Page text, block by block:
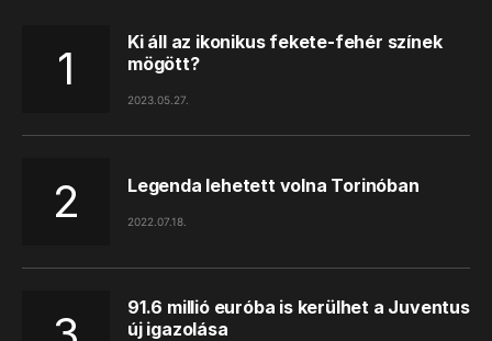
Ki áll az ikonikus fekete-fehér színek
mögött?
2023.05.27.
Legenda lehetett volna Torinóban
2022.07.18.
91.6 millió euróba is kerülhet a Juventus
új igazolása